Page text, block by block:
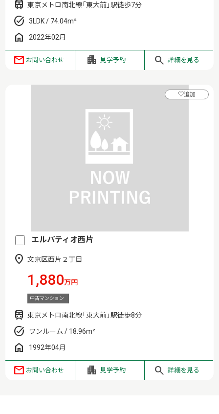
東京メトロ南北線「東大前」駅徒歩7分
3LDK / 74.04m²
2022年02月
お問い合わせ 見学予約 詳細を見る
エルパティオ西片
文京区西片２丁目
1,880万円
中古マンション
東京メトロ南北線「東大前」駅徒歩8分
ワンルーム / 18.96m²
1992年04月
♡追加
お問い合わせ 見学予約 詳細を見る